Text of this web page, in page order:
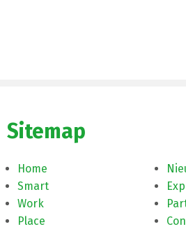
Sitemap
Home
Smart
Work
Place